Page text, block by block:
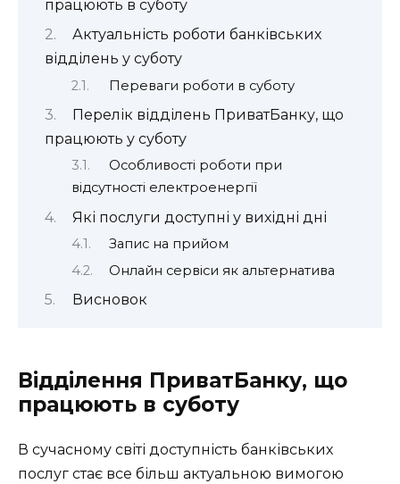
працюють в суботу
Актуальність роботи банківських
відділень у суботу
Переваги роботи в суботу
Перелік відділень ПриватБанку, що
працюють у суботу
Особливості роботи при
відсутності електроенергії
Які послуги доступні у вихідні дні
Запис на прийом
Онлайн сервіси як альтернатива
Висновок
Відділення ПриватБанку, що
працюють в суботу
В сучасному світі доступність банківських
послуг стає все більш актуальною вимогою